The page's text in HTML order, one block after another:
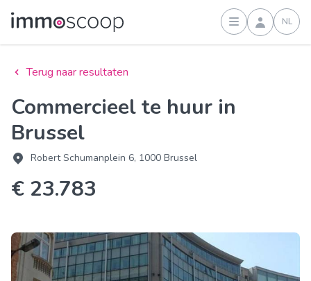
Inloggen
NL
Terug naar resultaten
Commercieel te huur in
Brussel
Robert Schumanplein 6, 1000 Brussel
€ 23.783